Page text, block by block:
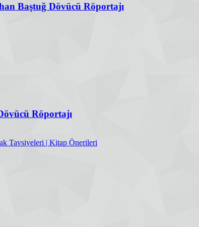
Baştuğ Dövücü Röportajı
Röportajı
Tavsiyeleri | Kitap Önerileri